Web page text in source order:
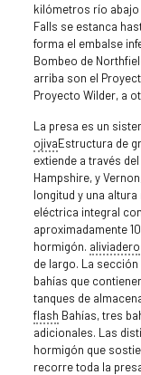
kilómetros río abajo
Falls se estanca
forma el embalse
Bombeo de
arriba son el
Proyecto Wilder, a
La presa es un
ojivaEstructura de
extiende a través
Hampshire, y
longitud y una altura
eléctrica integral
aproximadamente
hormigón. aliviadero
de largo. La sección
bahías que
tanques de
flash Bahías, tres
adicionales. Las
hormigón que
recorre toda la